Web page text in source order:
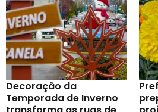
Decoração da
Temporada de Inverno